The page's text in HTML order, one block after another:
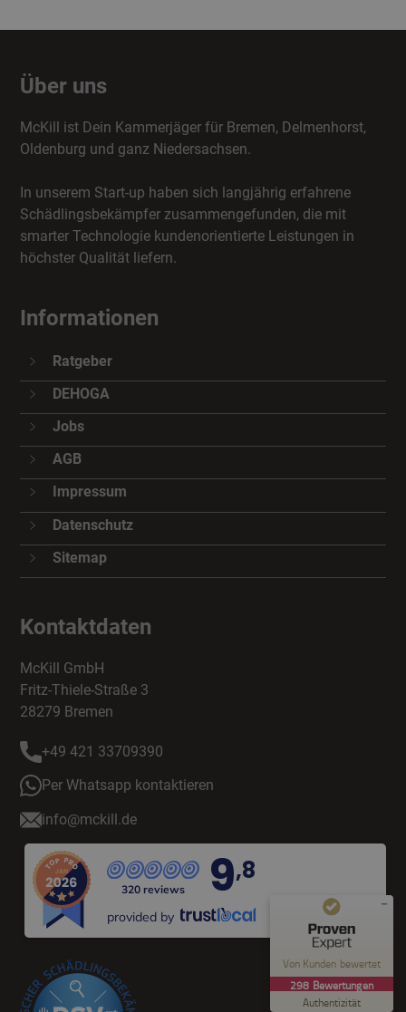
Von Kunden bewertet
298 Bewertungen
Authentizität
Kundenbewertungen und Erfahrungen zu
100
%
Über uns
McKill ist Dein Kammerjäger für Bremen, Delmenhorst,
Oldenburg und ganz Niedersachsen.
In unserem Start-up haben sich langjährig erfahrene
Schädlingsbekämpfer zusammengefunden, die mit
smarter Technologie kundenorientierte Leistungen in
höchster Qualität liefern.
Informationen
Ratgeber
DEHOGA
Jobs
AGB
Impressum
Datenschutz
Sitemap
Kontaktdaten
McKill GmbH
Fritz-Thiele-Straße 3
28279 Bremen
+49 421 33709390
Per Whatsapp kontaktieren
info@mckill.de
320 reviews 9,8
provided by